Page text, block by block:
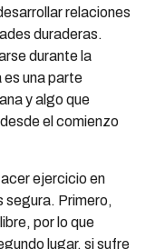
relaciones
duraderas.
durante la
es una parte
y algo que
el comienzo
ejercicio en
segura. Primero,
por lo que
lugar, si sufre